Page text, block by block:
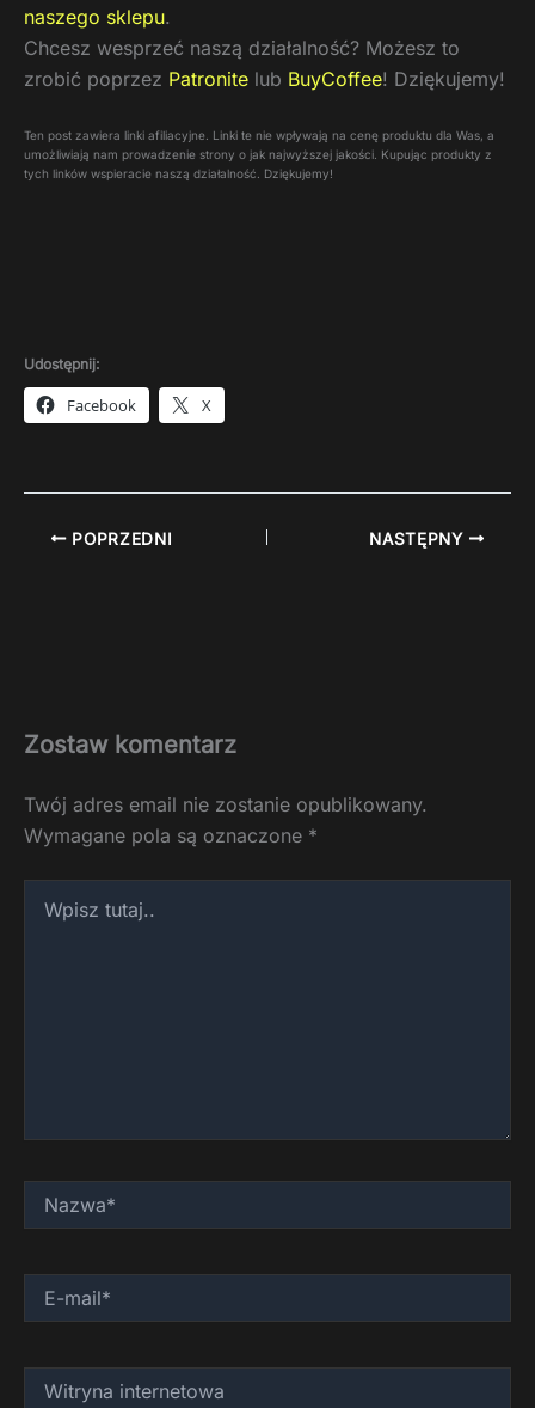
naszego sklepu.
Chcesz wesprzeć naszą działalność? Możesz to
zrobić poprzez Patronite lub BuyCoffee! Dziękujemy!
Ten post zawiera linki afiliacyjne. Linki te nie wpływają na cenę produktu dla Was, a
umożliwiają nam prowadzenie strony o jak najwyższej jakości. Kupując produkty z
tych linków wspieracie naszą działalność. Dziękujemy!
Udostępnij:
Facebook X
POPRZEDNI NASTĘPNY
Zostaw komentarz
Twój adres email nie zostanie opublikowany.
Wymagane pola są oznaczone *
tutaj..
mail*
internetowa